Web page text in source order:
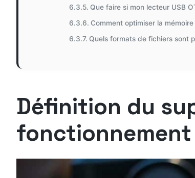
Que faire si mon lecteur USB
Comment optimiser la
Quels formats de fichiers sont
Définition du
fonctionnement